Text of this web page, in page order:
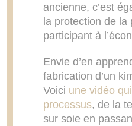
ancienne, c’est
la protection de la
participant à
Envie d’en
fabrication d’un
Voici une vidéo
processus, de la
sur soie en